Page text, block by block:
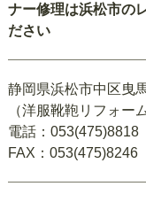
ナー修理は浜松市の
ださい
静岡県浜松市中区曳
（洋服靴鞄リフォー
電話：053(475)8818
FAX：053(475)8246